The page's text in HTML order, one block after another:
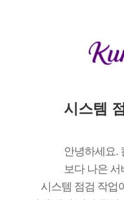
시스템
안녕하세요.
보다 나은 서
시스템 점검 작업